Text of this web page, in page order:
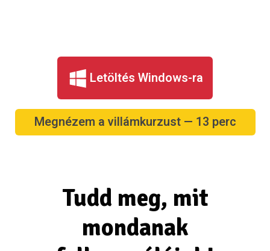
Letöltés Windows-ra
Megnézem a villámkurzust — 13 perc
Tudd meg, mit
mondanak